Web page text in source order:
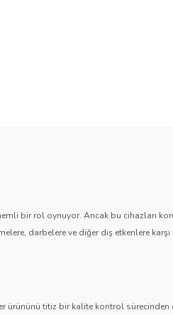
bir rol oynuyor. Ancak bu cihazları
darbelere ve diğer dış etkenlere
ürününü titiz bir kalite kontrol sürecinden